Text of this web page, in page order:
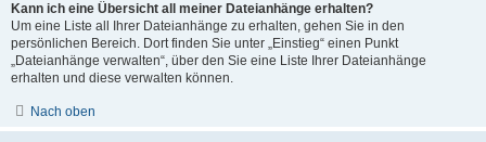
Kann ich eine Übersicht all meiner Dateianhänge erhalten?
Um eine Liste all Ihrer Dateianhänge zu erhalten, gehen Sie in den
persönlichen Bereich. Dort finden Sie unter „Einstieg“ einen Punkt
„Dateianhänge verwalten“, über den Sie eine Liste Ihrer Dateianhänge
erhalten und diese verwalten können.
Nach oben